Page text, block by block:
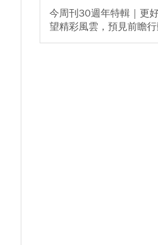
今周刊30週年特輯｜更
望精彩風雲，預見前瞻